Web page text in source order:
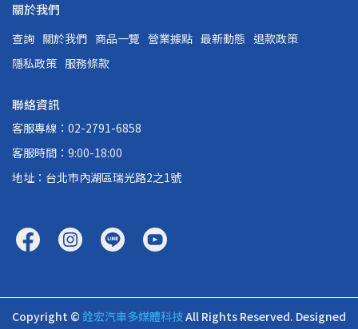
關於我們
查詢 關於我們 商品一覽 營業據點 最新動態 退款政策
隱私政策 服務條款
聯絡資訊
客服專線：02-2791-6858
客服時間：9:00-18:00
地址：台北市內湖區瑞光路2之1號
Copyright © 銓宏汽車多媒體科技All Rights Reserved. Designed